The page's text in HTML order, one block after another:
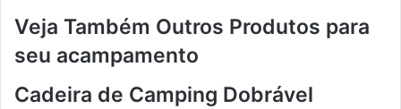
Veja Também Outros Produtos para
seu acampamento
Cadeira de Camping Dobrável